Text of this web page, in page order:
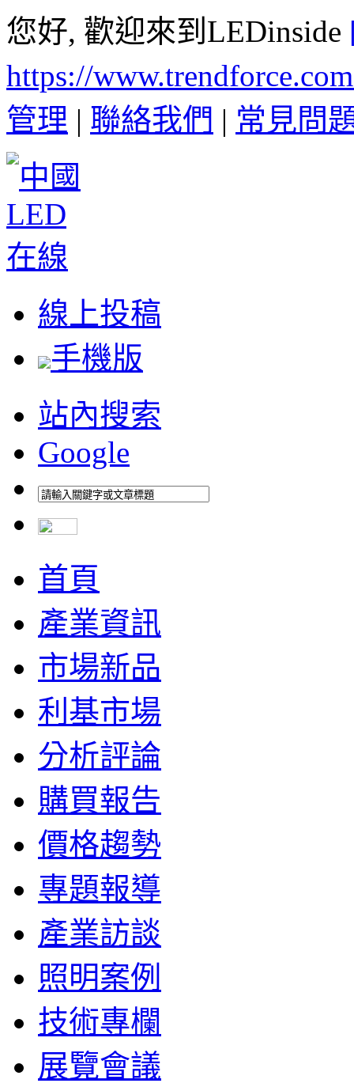
您好, 歡迎來到LEDinside
https://
管理 | 聯絡我們 | 常見問
線上投稿
手機版
站內搜索
Google
首頁
產業資訊
市場新品
利基市場
分析評論
購買報告
價格趨勢
專題報導
產業訪談
照明案例
技術專欄
展覽會議